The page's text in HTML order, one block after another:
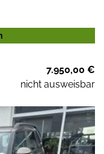
7.950,00 €
nicht ausweisbar